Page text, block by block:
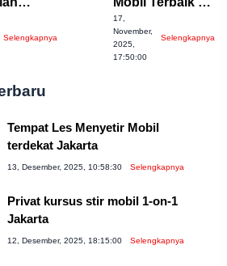
Selengkapnya
Kota Bekasi
2023
17,
November,
2025,
17:50:00
Selengkapnya
Tempat Les Menyetir Mobil
terdekat Jakarta
13, Desember, 2025, 10:58:30 Selengkapnya
Privat kursus stir mobil 1-on-1
Jakarta
12, Desember, 2025, 18:15:00 Selengkapnya